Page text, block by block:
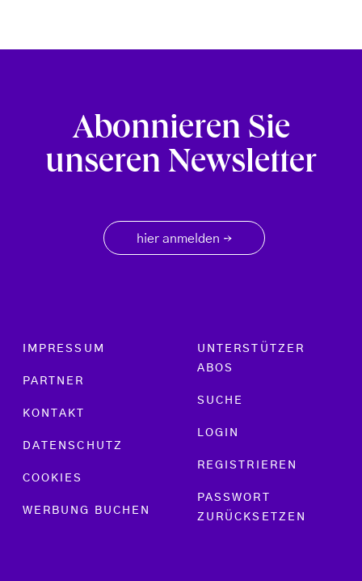
Abonnieren Sie
unseren Newsletter
hier anmelden →
Footer menu
IMPRESSUM
PARTNER
KONTAKT
DATENSCHUTZ
COOKIES
WERBUNG BUCHEN
UNTERSTÜTZER
ABOS
SUCHE
LOGIN
REGISTRIEREN
PASSWORT
ZURÜCKSETZEN